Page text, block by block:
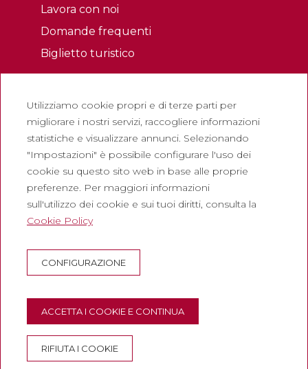
Lavora con noi
Domande frequenti
Biglietto turistico
Politica sulla riservatezza
Politica sui cookie
Politica dei Social Network
Canale di segnalazione
Società
Abadia de Montserrat
Escolania de Montserrat
Museo di Montserrat
Utilizziamo cookie propri e di terze parti per
migliorare i nostri servizi, raccogliere informazioni
statistiche e visualizzare annunci. Selezionando
"Impostazioni" è possibile configurare l'uso dei
cookie su questo sito web in base alle proprie
preferenze. Per maggiori informazioni
sull'utilizzo dei cookie e sui tuoi diritti, consulta la
Cookie Policy
CONFIGURAZIONE
ACCETTA I COOKIE E CONTINUA
RIFIUTA I COOKIE